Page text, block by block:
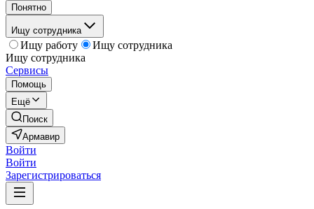
Понятно
Ищу сотрудника
Ищу работу
Ищу сотрудника
Ищу сотрудника
Сервисы
Помощь
Ещё
Поиск
Армавир
Войти
Войти
Зарегистрироваться